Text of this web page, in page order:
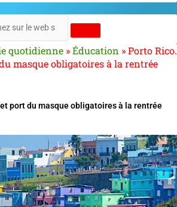
quotidienne »Éducation »Porto Rico.
masque obligatoires à la rentrée
port du masque obligatoires à la rentrée